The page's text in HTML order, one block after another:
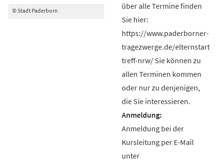
© Stadt Paderborn
über alle Termine finden
Sie hier:
https://www.paderborner-
tragezwerge.de/elternstart-
treff-nrw/ Sie können zu
allen Terminen kommen
oder nur zu denjenigen,
die Sie interessieren.
Anmeldung bei der
Kursleitung per E-Mail
unter